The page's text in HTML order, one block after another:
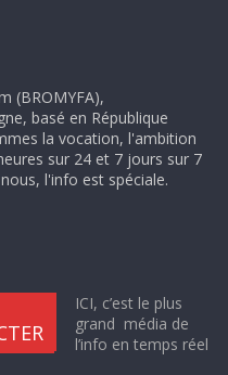
(BROMYFA),
basé en République
la vocation, l'ambition
sur 24 et 7 jours sur 7
l'info est spéciale.
ICI, c’est le plus
grand média de
l’info en temps réel